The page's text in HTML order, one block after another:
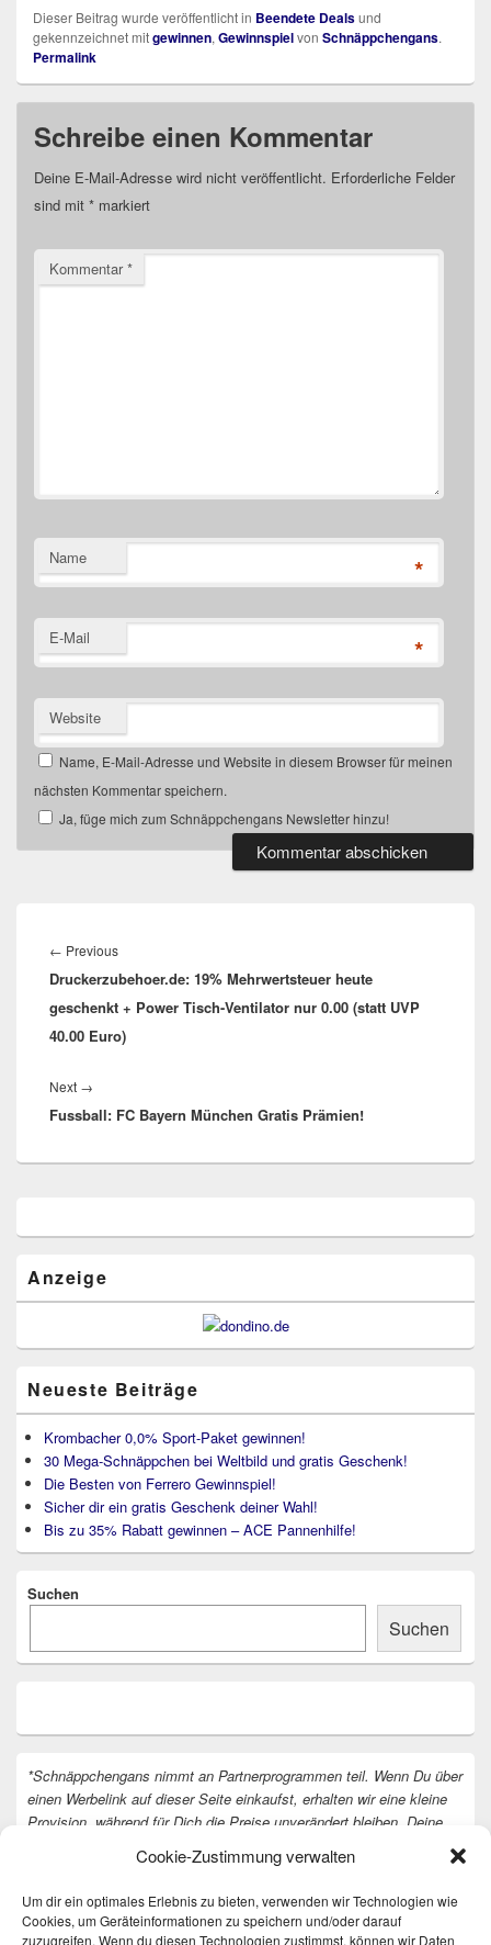
Cookie-Zustimmung verwalten
Um dir ein optimales Erlebnis zu bieten, verwenden wir Technologien wie
Cookies, um Geräteinformationen zu speichern und/oder darauf
zuzugreifen. Wenn du diesen Technologien zustimmst, können wir Daten
Dieser Beitrag wurde veröffentlicht in Beendete Dealsund
gekennzeichnet mitgewinnen, Gewinnspielvon Schnäppchengans.
Permalink
Schreibe einen Kommentar
Deine E-Mail-Adresse wird nicht veröffentlicht. Erforderliche Felder
sind mit * markiert
Kommentar*
Name *
E-Mail *
Website
Name, E-Mail-Adresse und Website in diesem Browser für meinen
nächsten Kommentar speichern.
Ja, füge mich zum Schnäppchengans Newsletter hinzu!
← PreviousPrevious
post:
Druckerzubehoer.de: 19% Mehrwertsteuer heute
geschenkt + Power Tisch-Ventilator nur 0.00 (statt UVP
40.00 Euro)
Next →
post:
Fussball: FC Bayern München Gratis Prämien!
Anzeige
Neueste Beiträge
Krombacher 0,0% Sport-Paket gewinnen!
30 Mega-Schnäppchen bei Weltbild und gratis Geschenk!
Die Besten von Ferrero Gewinnspiel!
Sicher dir ein gratis Geschenk deiner Wahl!
Bis zu 35% Rabatt gewinnen – ACE Pannenhilfe!
Suchen
Suchen
*Schnäppchengans nimmt an Partnerprogrammen teil. Wenn Du über
einen Werbelink auf dieser Seite einkaufst, erhalten wir eine kleine
Provision, während für Dich die Preise unverändert bleiben. Deine
Vielen Dank dafür!